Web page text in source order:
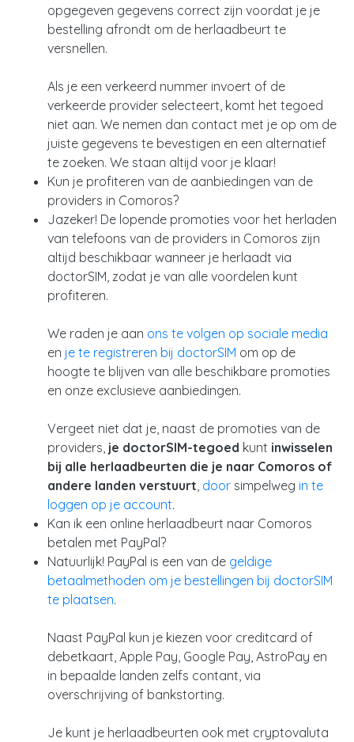
opgegeven gegevens correct zijn voordat je je
bestelling afrondt om de herlaadbeurt te
versnellen.
Als je een verkeerd nummer invoert of de
verkeerde provider selecteert, komt het tegoed
niet aan. We nemen dan contact met je op om de
juiste gegevens te bevestigen en een alternatief
te zoeken. We staan altijd voor je klaar!
Kun je profiteren van de aanbiedingen van de
providers in Comoros?
Jazeker! De lopende promoties voor het herladen
van telefoons van de providers in Comoros zijn
altijd beschikbaar wanneer je herlaadt via
doctorSIM, zodat je van alle voordelen kunt
profiteren.
We raden je aan ons te volgen op sociale media
en je te registreren bij doctorSIM om op de
hoogte te blijven van alle beschikbare promoties
en onze exclusieve aanbiedingen.
Vergeet niet dat je, naast de promoties van de
providers, je doctorSIM-tegoed kunt inwisselen
bij alle herlaadbeurten die je naar Comoros of
andere landen verstuurt door simpelweg in te
loggen op je account.
Kan ik een online herlaadbeurt naar Comoros
betalen met PayPal?
Natuurlijk! PayPal is een van de geldige
betaalmethoden om je bestellingen bij doctorSIM
te plaatsen.
Naast PayPal kun je kiezen voor creditcard of
debetkaart, Apple Pay, Google Pay, AstroPay en
in bepaalde landen zelfs contant, via
overschrijving of bankstorting.
Je kunt je herlaadbeurten ook met cryptovaluta